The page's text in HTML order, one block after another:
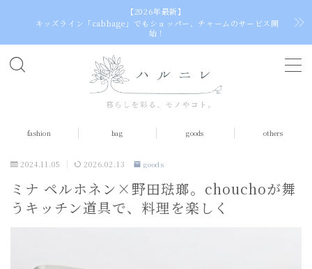
【2026年最新】
キッズライン「cabbage」でもショッパー、チャームのサービス開
始！
MENU
fashion
tops
dress（one piece）
skirt
fashion bag goods others
2024.11.05 2026.02.13 goods
ミナ ペルホネン×野田琺瑯。chouchoが舞
うキッチン道具で、料理を楽しく